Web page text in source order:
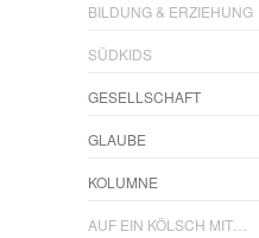
BILDUNG & ERZIEHUNG
SÜDKIDS
GESELLSCHAFT
GLAUBE
KOLUMNE
AUF EIN KÖLSCH MIT…